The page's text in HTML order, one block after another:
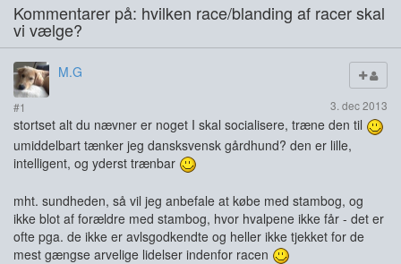
Kommentarer på: hvilken race/blanding af racer skal
vi vælge?
M.G
#1 3. dec 2013
stortset alt du nævner er noget I skal socialisere, træne den til
umiddelbart tænker jeg dansksvensk gårdhund? den er lille,
intelligent, og yderst trænbar
mht. sundheden, så vil jeg anbefale at købe med stambog, og
ikke blot af forældre med stambog, hvor hvalpene ikke får - det er
ofte pga. de ikke er avlsgodkendte og heller ikke tjekket for de
mest gængse arvelige lidelser indenfor racen